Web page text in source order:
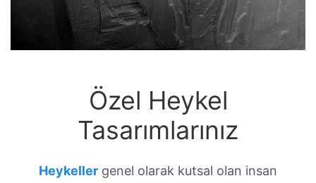
Özel Heykel
Tasarımlarınız
Heykeller genel olarak kutsal olan insan